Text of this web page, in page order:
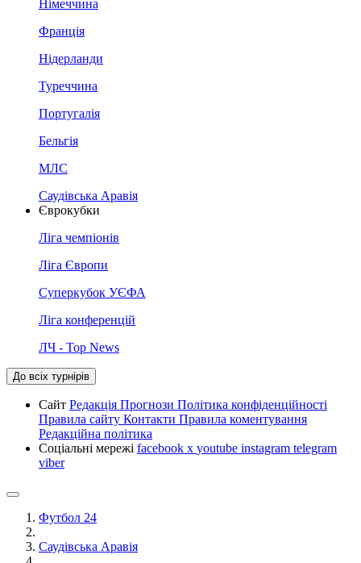
Німеччина
Франція
Нідерланди
Туреччина
Португалія
Бельгія
МЛС
Саудівська Аравія
Єврокубки
Ліга чемпіонів
Ліга Європи
Суперкубок УЄФА
Ліга конференцій
ЛЧ - Top News
До всіх турнірів
Сайт Редакція Прогнози Політика конфіденційності
Правила сайту Контакти Правила коментування
Редакційна політика
Соціальні мережі facebook x youtube instagram telegram
viber
Футбол 24
Саудівська Аравія